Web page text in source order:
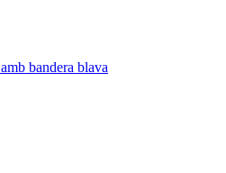
bandera blava